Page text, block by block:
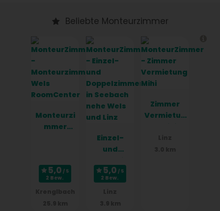
Beliebte Monteurzimmer
Monteurzi
mmer
2 Bew.
Einzel-
und
mer in
Seebach
2 Bew.
Zimmer
Vermietun